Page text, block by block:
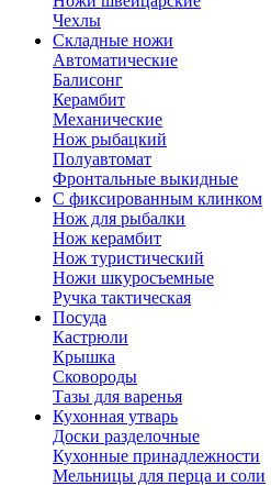
Чехлы
Складные ножи
Автоматические
Балисонг
Керамбит
Механические
Нож рыбацкий
Полуавтомат
Фронтальные выкидные
С фиксированным клинком
Нож для рыбалки
Нож керамбит
Нож туристический
Ножи шкуросъемные
Ручка тактическая
Посуда
Кастрюли
Крышка
Сковороды
Тазы для варенья
Кухонная утварь
Доски разделочные
Кухонные принадлежности
Мельницы для перца и соли